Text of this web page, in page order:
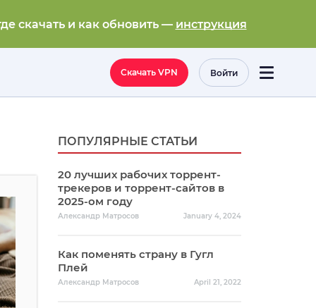
скачать и как обновить — инструкция
Скачать VPN Войти
ПОПУЛЯРНЫЕ СТАТЬИ
20 лучших рабочих торрент-
трекеров и торрент-сайтов в
2025-ом году
Александр Матросов January 4, 2024
Как поменять страну в Гугл
Плей
Александр Матросов April 21, 2022